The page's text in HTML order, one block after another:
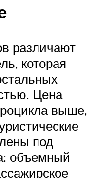
различают
которая
Цена
выше,
под
объемный